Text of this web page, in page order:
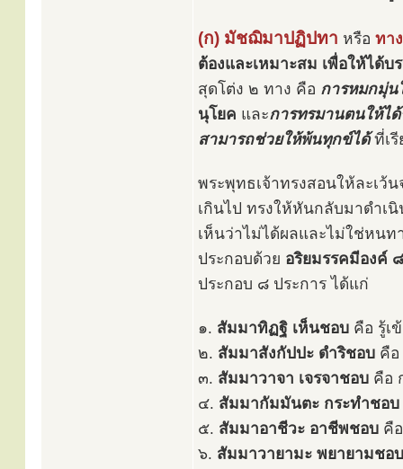
(ก) มัชฌิมาปฏิปทา หรือ ทา
ต้องและเหมาะสม เพื่อให้ได้
สุดโต่ง ๒ ทาง คือ การหมกมุ่น
นุโยค และการทรมานตนให้ไ
สามารถช่วยให้พ้นทุกข์ได้ที่เ
พระพุทธเจ้าทรงสอนให้ละเว้
เกินไป ทรงให้หันกลับมาดำเ
เห็นว่าไม่ได้ผลและไม่ใช่หน
ประกอบด้วย อริยมรรคมีองค์ ๘
ประกอบ ๘ ประการ ได้แก่
๑. สัมมาทิฏฐิ เห็นชอบ คือ รู้เ
๒. สัมมาสังกัปปะ ดำริชอบ คือ
๓. สัมมาวาจา เจรจาชอบ คือ
๔. สัมมากัมมันตะ กระทำชอบ
๕. สัมมาอาชีวะ อาชีพชอบ คื
๖. สัมมาวายามะ พยายามชอบ